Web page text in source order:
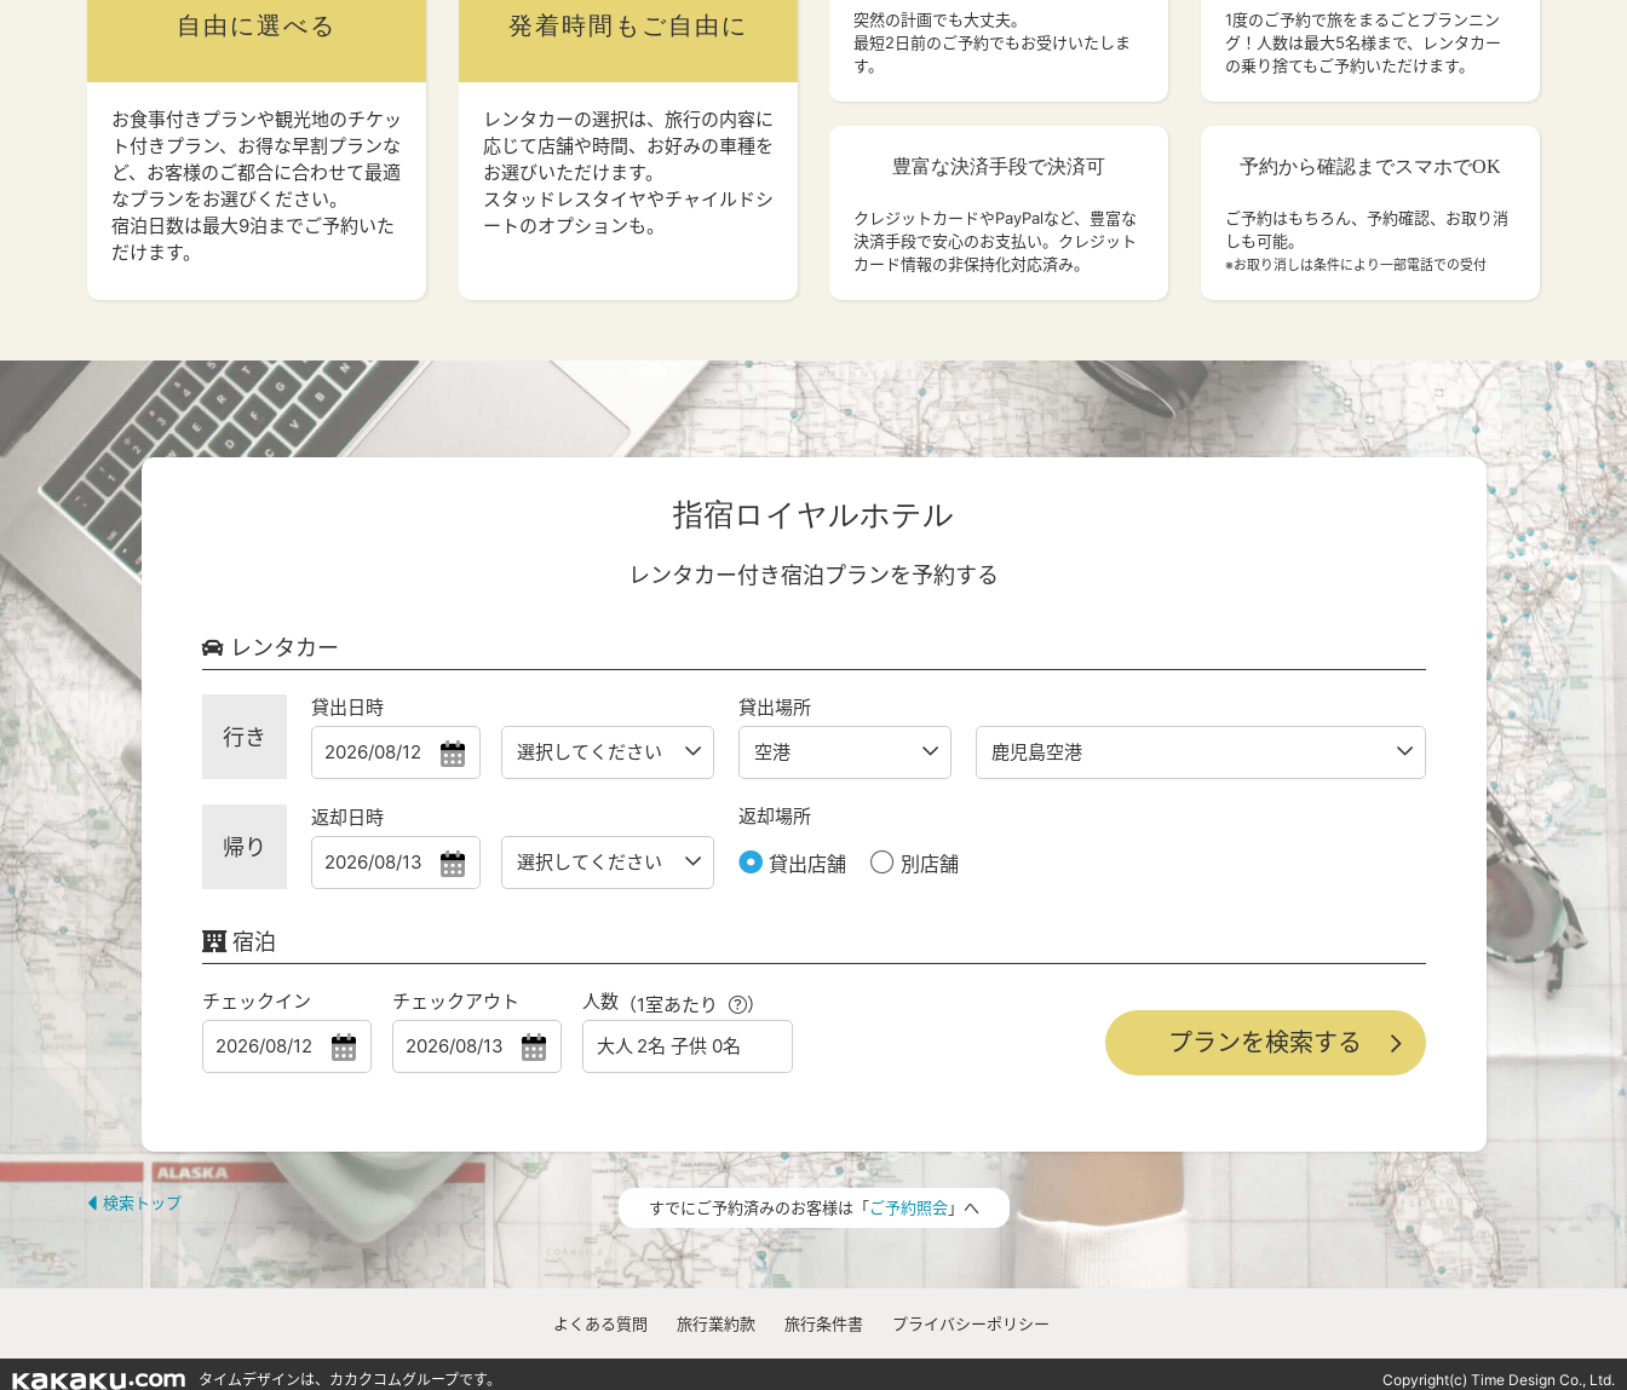
自由に選べる
お食事付きプランや観光地のチケッ
ト付きプラン、お得な早割プランな
ど、お客様のご都合に合わせて最適
なプランをお選びください。
宿泊日数は最大9泊までご予約いた
だけます。
発着時間もご自由に
レンタカーの選択は、旅行の内容に
応じて店舗や時間、お好みの車種を
お選びいただけます。
スタッドレスタイヤやチャイルドシ
ートのオプションも。
突然の計画でも大丈夫。
最短2日前のご予約でもお受けいたしま
す。
豊富な決済手段で決済可
クレジットカードやPayPalなど、豊富な
決済手段で安心のお支払い。クレジット
カード情報の非保持化対応済み。
1度のご予約で旅をまるごとプランニン
グ！人数は最大5名様まで、レンタカー
の乗り捨てもご予約いただけます。
予約から確認までスマホでOK
ご予約はもちろん、予約確認、お取り消
しも可能。
※お取り消しは条件により一部電話での受付
指宿ロイヤルホテル
レンタカー付き宿泊プランを予約する
レンタカー
行き
貸出日時 貸出場所
帰り
返却日時 返却場所
貸出店舗 別店舗
宿泊
チェックイン チェックアウト 人数（1室あたり ）
検索トップ すでにご予約済みのお客様は「ご予約照会」へ
よくある質問 旅行業約款 旅行条件書 プライバシーポリシー
タイムデザインは、カカクコムグループです。 Copyright(c) Time Design Co., Ltd.